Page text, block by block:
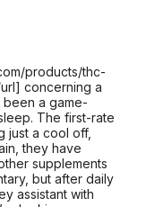
products/thc-
concerning a
been a game-
The first-rate
just a cool off,
they have
supplements
but after daily
assistant with